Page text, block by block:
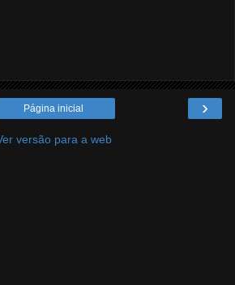
›
Página inicial
versão para a web